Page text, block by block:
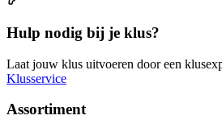
Hulp nodig bij je klus?
Laat jouw klus uitvoeren door een
Klusservice
Assortiment